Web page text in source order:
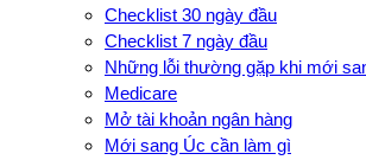
Checklist 30 ngày đầu
Checklist 7 ngày đầu
Những lỗi thường gặp khi mới
Medicare
Mở tài khoản ngân hàng
Mới sang Úc cần làm gì